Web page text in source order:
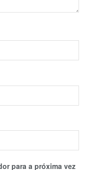
para a próxima vez